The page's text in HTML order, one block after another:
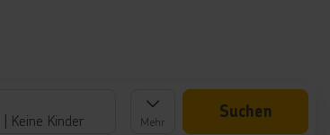
Keine Kinder Mehr
Suchen